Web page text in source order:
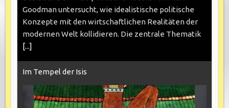
Goodman untersucht, wie idealistische politische
Konzepte mit den wirtschaftlichen Realitäten der
modernen Welt kollidieren. Die zentrale Thematik
[...]
Im Tempel der Isis